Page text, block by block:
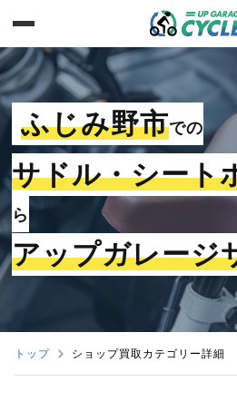
ふじみ野市での
サドル・シート
ら
アップガレージ
トップ ショップ買取カテゴリー詳細